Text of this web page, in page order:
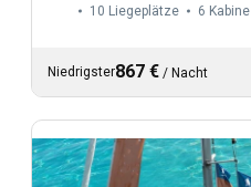
10 Liegeplätze 6 Kabine
Niedrigster867 € / Nacht